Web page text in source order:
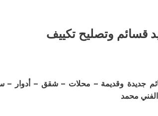
قسائم وتصليح تكييف
جديدة وقديمة – محلات – شقق – أدوار –
محمد